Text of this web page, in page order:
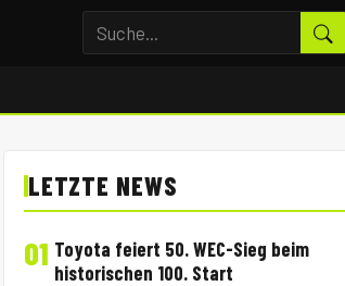
LETZTE NEWS
01 Toyota feiert 50. WEC-Sieg beim
historischen 100. Start